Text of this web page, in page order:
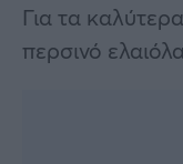
Για τα
περσινό